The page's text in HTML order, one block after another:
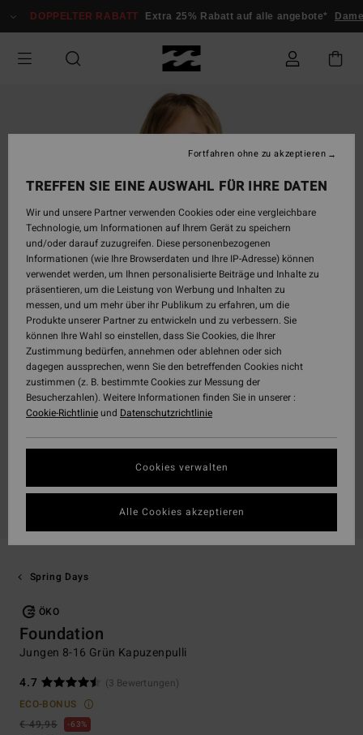
zur
springen
DOPPELTER RABATT Extra 25% Rabatt auf alle angebote* Damen
Spring Days
ÖKO
Foundation
Jungen 8-16 Grün Kapuzenpulli
4.7
(3 Bewertungen)
ECO-BONUS
€ 49,95
63%
TREFFEN SIE EINE AUSWAHL FÜR IHRE DATEN
Wir und unsere Partner verwenden Cookies oder eine vergleichbare
Technologie, um Informationen auf Ihrem Gerät zu speichern
und/oder darauf zuzugreifen. Diese personenbezogenen
Informationen (wie Ihre Browserdaten und Ihre IP-Adresse) können
verwendet werden, um Ihnen personalisierte Beiträge und Inhalte zu
präsentieren, um die Leistung von Werbung und Inhalten zu
messen, und um mehr über ihr Publikum zu erfahren, um die
Produkte unserer Partner zu entwickeln und zu verbessern. Sie
können Ihre Wahl so einstellen, dass Sie Cookies, die Ihrer
Zustimmung bedürfen, annehmen oder ablehnen oder sich
dagegen aussprechen, wenn Sie den betreffenden Cookies nicht
zustimmen (z. B. bestimmte Cookies zur Messung der
Besucherzahlen). Weitere Informationen finden Sie in unserer :
Cookie-Richtlinieund Datenschutzrichtlinie
Cookies verwalten
Fortfahren ohne zu akzeptieren
Alle Cookies akzeptieren